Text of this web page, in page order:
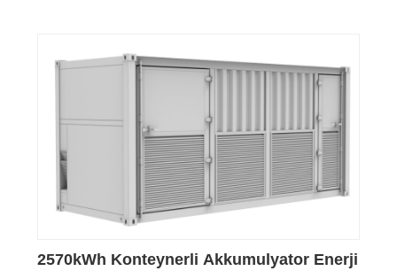
2570kWh Konteynerli Akkumulyator Enerji